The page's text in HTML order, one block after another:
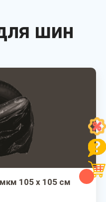
шин
105 х 105 см